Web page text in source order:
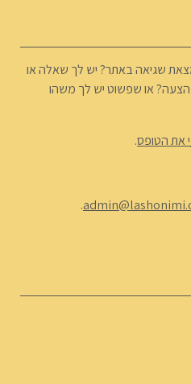
שגיאה באתר? יש לך שאלה או
הצעה? או שפשוט יש לך משהו
את הטופס.
.